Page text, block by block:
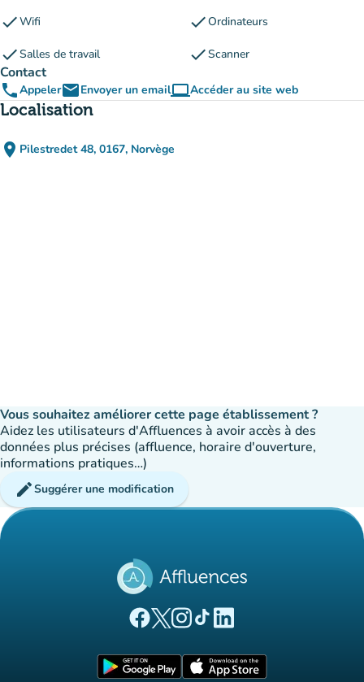
checkWifi checkOrdinateurs
checkSalles de travail checkScanner
Contact
phoneAppeleremailEnvoyer un emailcomputerAccéder au site web
(nouvel onglet)
Localisation
place Pilestredet 48, 0167, Norvège
(ouvrir dans Google Maps)
(nouvel onglet)
Vous souhaitez améliorer cette page établissement ?
Aidez les utilisateurs d'Affluences à avoir accès à des
données plus précises (affluence, horaire d'ouverture,
informations pratiques…)
editSuggérer une modification
(nouvel onglet)
(nouvel onglet)
(nouvel onglet)
(nouvel onglet)
(nouvel onglet)